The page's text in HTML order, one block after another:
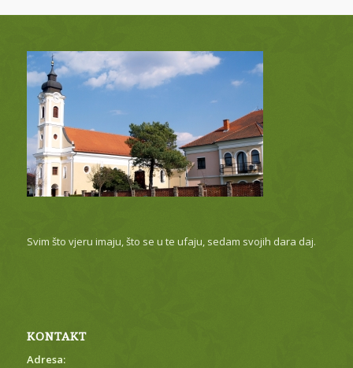
Svim što vjeru imaju, što se u te ufaju, sedam svojih dara daj.
KONTAKT
Adresa: